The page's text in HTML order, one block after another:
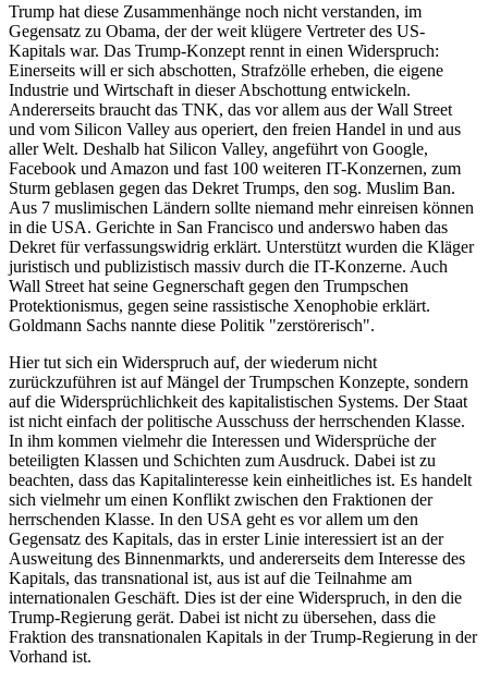
Trump hat diese Zusammenhänge noch nicht verstanden, im
Gegensatz zu Obama, der der weit klügere Vertreter des US-
Kapitals war. Das Trump-Konzept rennt in einen Widerspruch:
Einerseits will er sich abschotten, Strafzölle erheben, die eigene
Industrie und Wirtschaft in dieser Abschottung entwickeln.
Andererseits braucht das TNK, das vor allem aus der Wall Street
und vom Silicon Valley aus operiert, den freien Handel in und aus
aller Welt. Deshalb hat Silicon Valley, angeführt von Google,
Facebook und Amazon und fast 100 weiteren IT-Konzernen, zum
Sturm geblasen gegen das Dekret Trumps, den sog. Muslim Ban.
Aus 7 muslimischen Ländern sollte niemand mehr einreisen können
in die USA. Gerichte in San Francisco und anderswo haben das
Dekret für verfassungswidrig erklärt. Unterstützt wurden die Kläger
juristisch und publizistisch massiv durch die IT-Konzerne. Auch
Wall Street hat seine Gegnerschaft gegen den Trumpschen
Protektionismus, gegen seine rassistische Xenophobie erklärt.
Goldmann Sachs nannte diese Politik "zerstörerisch".
Hier tut sich ein Widerspruch auf, der wiederum nicht
zurückzuführen ist auf Mängel der Trumpschen Konzepte, sondern
auf die Widersprüchlichkeit des kapitalistischen Systems. Der Staat
ist nicht einfach der politische Ausschuss der herrschenden Klasse.
In ihm kommen vielmehr die Interessen und Widersprüche der
beteiligten Klassen und Schichten zum Ausdruck. Dabei ist zu
beachten, dass das Kapitalinteresse kein einheitliches ist. Es handelt
sich vielmehr um einen Konflikt zwischen den Fraktionen der
herrschenden Klasse. In den USA geht es vor allem um den
Gegensatz des Kapitals, das in erster Linie interessiert ist an der
Ausweitung des Binnenmarkts, und andererseits dem Interesse des
Kapitals, das transnational ist, aus ist auf die Teilnahme am
internationalen Geschäft. Dies ist der eine Widerspruch, in den die
Trump-Regierung gerät. Dabei ist nicht zu übersehen, dass die
Fraktion des transnationalen Kapitals in der Trump-Regierung in der
Vorhand ist.